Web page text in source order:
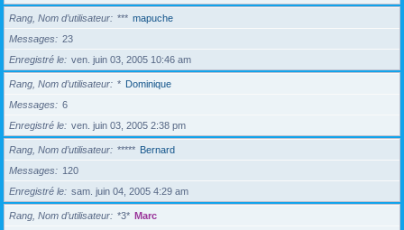
Rang, Nom d’utilisateur *** mapuche
Messages
23
Enregistré le
ven. juin 03, 2005 10:46 am
Rang, Nom d’utilisateur * Dominique
Messages
6
Enregistré le
ven. juin 03, 2005 2:38 pm
Rang, Nom d’utilisateur ***** Bernard
Messages
120
Enregistré le
sam. juin 04, 2005 4:29 am
Rang, Nom d’utilisateur *3* Marc